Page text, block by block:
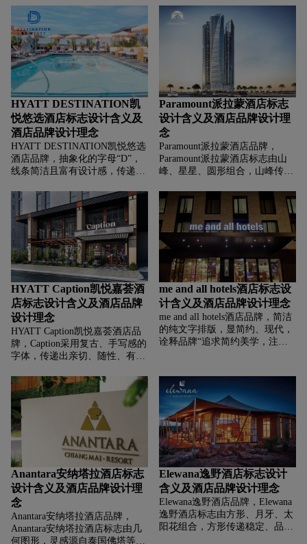
营造自由、独特的海岛度假感
受”，区别于传统商务酒店的规
整感。
整字体，红色显 热情、醒目 ，
吸引注意力；深蓝色显 可靠、沉
稳 ，平衡红色的活泼，塑造“热
情亲切又值得信赖，提供轻松住
宿体验”的品牌形象，吸引注重
性价比与氛围的旅行者。
HYATT DESTINATION凯
悦悠选酒店标志设计含义及
酒店品牌设计理念
HYATT DESTINATION凯悦悠选
酒店品牌，‌‌‌抽象化的字母“D”，
线条简洁且富有设计感，传递出
配色经典、简约且显质感，传递
出品牌“以简洁有力的方式，塑
造高端、难忘的目的地酒店形
象”的基因，展现对品质与独特
性的追求，吸引追求深度旅行体
验、看重酒店独特价值的客群。
Paramount派拉蒙酒店标志
设计含义及酒店品牌设计理
念
Paramount派拉蒙酒店品牌，‌‌‌
Paramount派拉蒙酒店标志由山
峰、星星、圆形组合，山峰传递
环绕象征“奢华、瞩目、品质认
证”，强化品牌高端定位。金棕
色调显 典雅、奢华，手写体与图
形结合，塑造“兼具品牌底蕴与
高端质感。
HYATT Caption凯悦嘉荟酒
店标志设计含义及酒店品牌
设计理念
HYATT Caption凯悦嘉荟酒店品
牌，‌‌‌Caption采用复古、手写感的
字体，传递出亲切、随性、有故
的“为宾客营造轻松、有温度，
像书写生活片段般的住宿体验”
理念，强调个性化与人文关怀。
me and all hotels酒店标志设
计含义及酒店品牌设计理念
me and all hotels酒店品牌，‌‌‌简洁
的纯文字排版，显简约、现代，
诠释品牌“追求简约美学，注重
因，吸引追求简约、看重个性化
体验的客群。
Anantara安纳塔拉酒店标志
设计含义及酒店品牌设计理
念
Anantara安纳塔拉酒店品牌，‌‌‌
Anantara安纳塔拉酒店标志由几
何图形，灵感源自泰国佛塔等东
Elewana逸野酒店标志设计
含义及酒店品牌设计理念
Elewana逸野酒店品牌，‌‌‌Elewana
逸野酒店标志由方形、月牙、太
阳花组合，方形传递稳定、品